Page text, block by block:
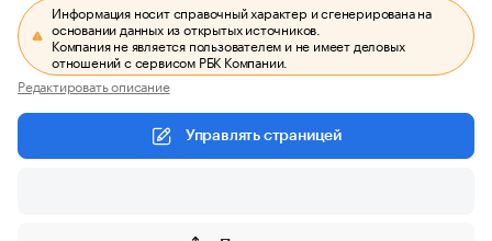
Информация носит справочный характер и сгенерирована на
основании данных из открытых источников.
Компания не является пользователем и не имеет деловых
отношений с сервисом РБК Компании.
Редактировать описание
Управлять страницей